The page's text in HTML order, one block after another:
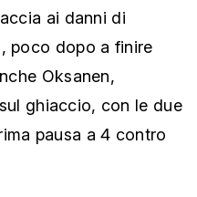
ai danni di
poco dopo a finire
Oksanen,
ghiaccio, con le due
pausa a 4 contro